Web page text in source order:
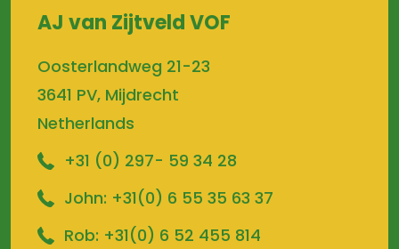
AJ van Zijtveld VOF
Oosterlandweg 21-23
3641 PV, Mijdrecht
Netherlands
+31 (0) 297- 59 34 28
John: +31(0) 6 55 35 63 37
Rob: +31(0) 6 52 455 814